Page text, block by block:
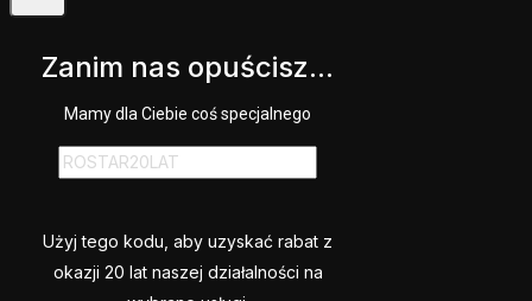
Zanim nas opuścisz...
Mamy dla Ciebie coś specjalnego
Użyj tego kodu, aby uzyskać rabat z
okazji 20 lat naszej działalności na